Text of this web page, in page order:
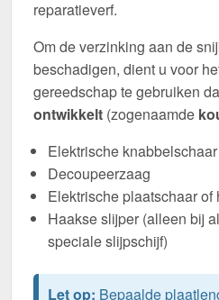
reparatieverf.
Om de verzinking aan de
beschadigen, dient u voor
gereedschap te gebruiken
ontwikkelt (zogenaamde
Elektrische knabbelschaar
Decoupeerzaag
Elektrische plaatschaar
Haakse slijper (alleen bij
speciale slijpschijf)
Let op: Bepaalde